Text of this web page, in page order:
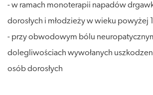
- w ramach monoterapii napadów
dorosłych i młodzieży w wieku powyżej
- przy obwodowym bólu
dolegliwościach wywołanych
osób dorosłych